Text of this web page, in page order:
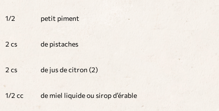
1/2 petit piment
2 cs de pistaches
2 cs de jus de citron (2)
1/2 cc de miel liquide ou sirop d’érable